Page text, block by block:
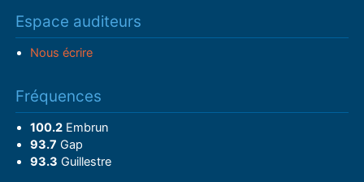
Espace auditeurs
Nous écrire
Fréquences
100.2Embrun
93.7 Gap
93.3 Guillestre